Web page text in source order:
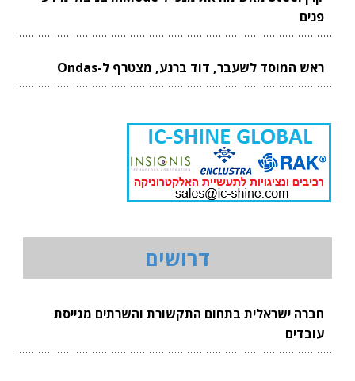
פנים
ראש המוסד לשעבר, דוד ברנע, מצטרף ל-Ondas
דרושים
חברה ישראלית בתחום התקשורת והשרתים מגייסת
עובדים